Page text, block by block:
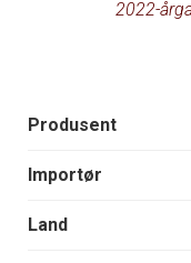
2022-
Produsent
Importør
Land